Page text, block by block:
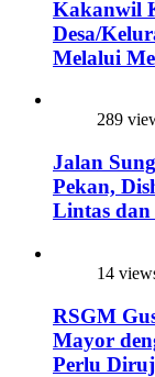
Kakanwil
Desa/
Melalui
289
Jalan
Pekan,
Lintas
14
RSGM
Mayor
Perlu